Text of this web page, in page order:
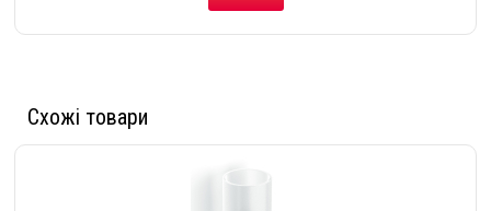
Схожі товари